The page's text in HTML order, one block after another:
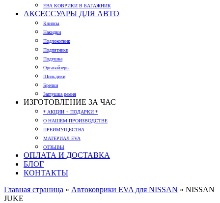
ЕВА КОВРИКИ В БАГАЖНИК
АКСЕССУАРЫ ДЛЯ АВТО
Клипсы
Накидки
Подлокотник
Подпятники
Подушка
Органайзеры
Шильдики
Брелки
Заглушка ремня
ИЗГОТОВЛЕНИЕ ЗА ЧАС
* АКЦИИ + ПОДАРКИ *
О НАШЕМ ПРОИЗВОДСТВЕ
ПРЕИМУЩЕСТВА
МАТЕРИАЛ EVA
ОТЗЫВЫ
ОПЛАТА И ДОСТАВКА
БЛОГ
КОНТАКТЫ
Главная страница » Автоковрики EVA для NISSAN » NISSAN
JUKE